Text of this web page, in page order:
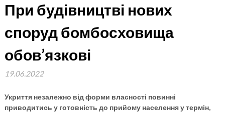
При будівництві нових
споруд бомбосховища
обов’язкові
19.06.2022
Укриття незалежно від форми власності повинні
приводитись у готовність до прийому населення у термін,